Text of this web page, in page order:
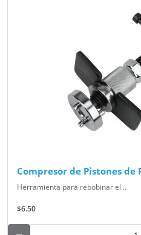
Compresor de Pistones de
Herramienta para rebobinar el ..
$6.50